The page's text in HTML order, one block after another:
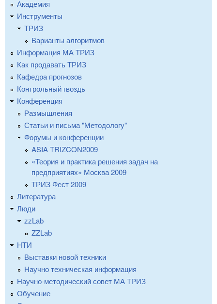
Академия
Инструменты
ТРИЗ
Варианты алгоритмов
Информация МА ТРИЗ
Как продавать ТРИЗ
Кафедра прогнозов
Контрольный гвоздь
Конференция
Размышления
Статьи и письма "Методологу"
Форумы и конференции
ASIA TRIZCON2009
«Теория и практика решения задач на
предприятиях» Москва 2009
ТРИЗ Фест 2009
Литература
Люди
zzLab
ZZLab
НТИ
Выставки новой техники
Научно техническая информация
Научно-методический совет МА ТРИЗ
Обучение